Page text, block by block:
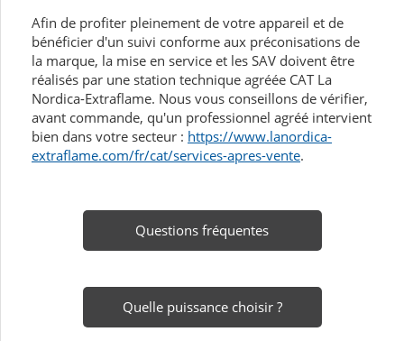
Afin de profiter pleinement de votre appareil et de
bénéficier d'un suivi conforme aux préconisations de
la marque, la mise en service et les SAV doivent être
réalisés par une station technique agréée CAT La
Nordica-Extraflame. Nous vous conseillons de vérifier,
avant commande, qu'un professionnel agréé intervient
bien dans votre secteur : https://www.lanordica-
extraflame.com/fr/cat/services-apres-vente.
Questions fréquentes
Quelle puissance choisir ?